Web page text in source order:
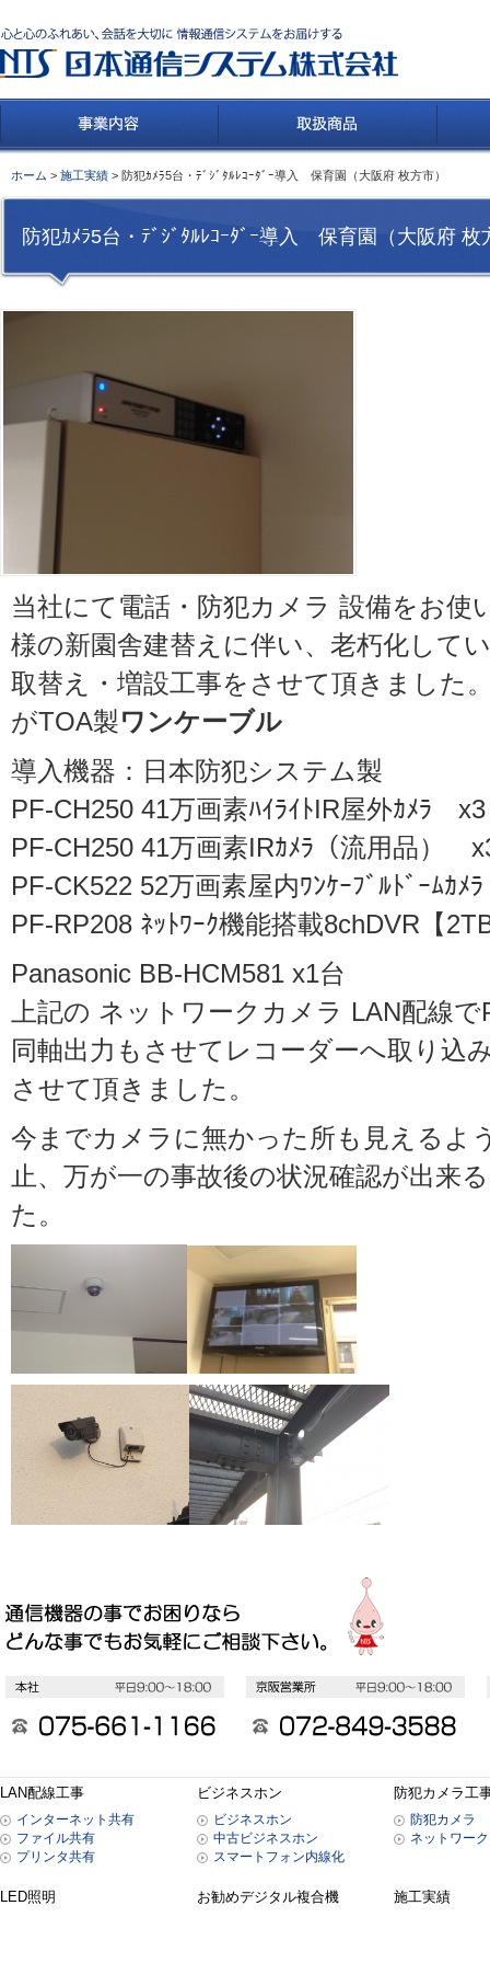
ホーム > 施工実績 > 防犯ｶﾒﾗ5台・ﾃﾞｼﾞﾀﾙﾚｺｰﾀﾞｰ導入 保育園（大阪府 枚方市）
防犯ｶﾒﾗ5台・ﾃﾞｼﾞﾀﾙﾚｺｰﾀﾞｰ導入 保育園（大阪府 枚
当社にて電話・防犯カメラ 設備をお使
様の新園舎建替えに伴い、老朽化して
取替え・増設工事をさせて頂きました
がTOA製ワンケーブル
導入機器：日本防犯システム製
PF-CH250 41万画素ﾊｲﾗｲﾄIR屋外ｶﾒﾗ x3
PF-CH250 41万画素IRｶﾒﾗ（流用品）
PF-CK522 52万画素屋内ﾜﾝｹｰﾌﾞﾙﾄﾞｰﾑｶ
PF-RP208 ﾈｯﾄﾜｰｸ機能搭載8chDVR【
Panasonic BB-HCM581 x1台
上記の ネットワークカメラ LAN配線
同軸出力もさせてレコーダーへ取り込
させて頂きました。
今までカメラに無かった所も見えるよ
止、万が一の事故後の状況確認が出来
た。
LAN配線工事
インターネット共有
ファイル共有
プリンタ共有
ビジネスホン
ビジネスホン
中古ビジネスホン
スマートフォン内線化
防犯カメラ工
防犯カメラ
ネットワー
LED照明 お勧めデジタル複合機 施工実績